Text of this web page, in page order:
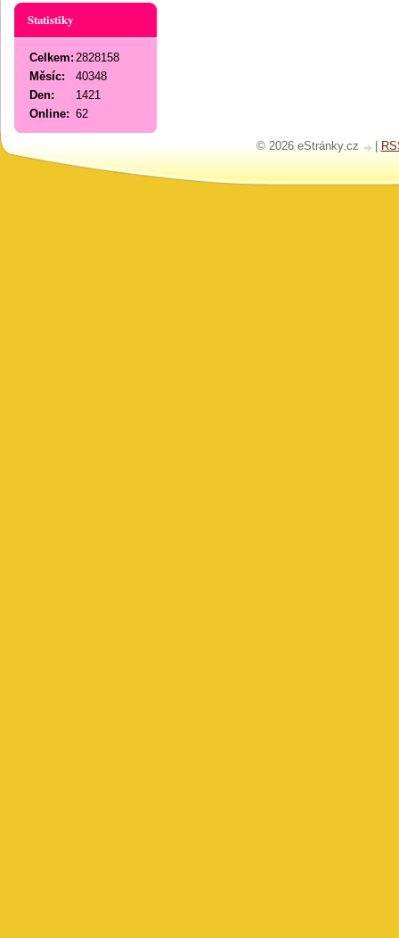
Statistiky
Online: 62
Celkem: 2828158
Měsíc:
40348
Den:
1421
© 2026 eStránky.cz